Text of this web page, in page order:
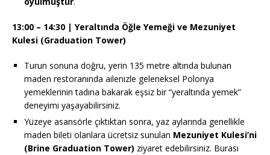
13:00 – 14:30 | Yeraltında Öğle Yemeği ve Mezuniyet
Kulesi (Graduation Tower)
Turun sonuna doğru, yerin 135 metre altında bulunan
maden restoranında ailenizle geleneksel Polonya
yemeklerinin tadına bakarak eşsiz bir “yeraltında yemek”
deneyimi yaşayabilirsiniz.
Yüzeye asansörle çıktıktan sonra, yaz aylarında genellikle
maden bileti olanlara ücretsiz sunulan Mezuniyet Kulesi’ni
(Brine Graduation Tower) ziyaret edebilirsiniz. Burası